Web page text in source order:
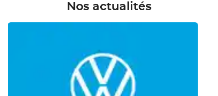
Nos actualités